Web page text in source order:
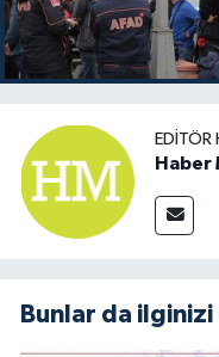
EDITÖR
Haber
Bunlar da